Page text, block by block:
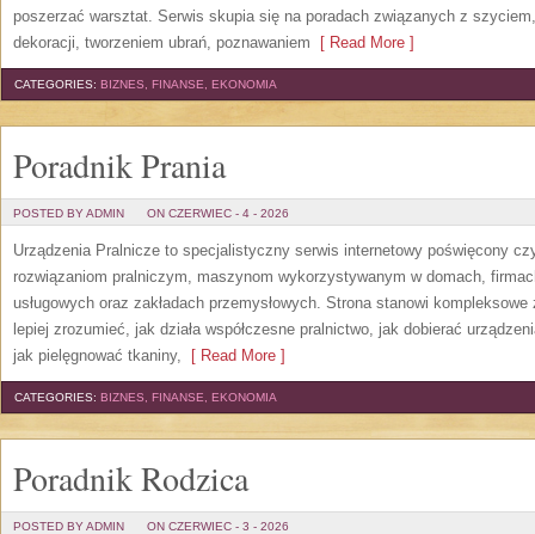
poszerzać warsztat. Serwis skupia się na poradach związanych z
dekoracji, tworzeniem ubrań, poznawaniem [ Read More ]
CATEGORIES: BIZNES, FINANSE, EKONOMIA
Poradnik Prania
POSTED BY ADMIN ON CZERWIEC - 4 - 2026
Urządzenia Pralnicze to specjalistyczny serwis internetowy poświęcony
rozwiązaniom pralniczym, maszynom wykorzystywanym w domach,
usługowych oraz zakładach przemysłowych. Strona stanowi
lepiej zrozumieć, jak działa współczesne pralnictwo, jak dobierać
jak pielęgnować tkaniny, [ Read More ]
CATEGORIES: BIZNES, FINANSE, EKONOMIA
Poradnik Rodzica
POSTED BY ADMIN ON CZERWIEC - 3 - 2026